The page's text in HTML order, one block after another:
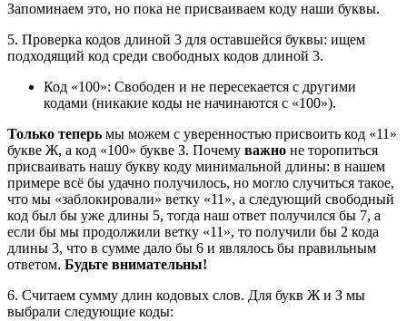
Запоминаем это, но пока не присваиваем коду наши буквы.
5. Проверка кодов длиной 3 для оставшейся буквы: ищем
подходящий код среди свободных кодов длиной 3.
Код «100»: Свободен и не пересекается с другими
кодами (никакие коды не начинаются с «100»).
Только теперь мы можем с уверенностью присвоить код «11»
букве Ж, а код «100» букве З. Почему важно не торопиться
присваивать нашу букву коду минимальной длины: в нашем
примере всё бы удачно получилось, но могло случиться такое,
что мы «заблокировали» ветку «11», а следующий свободный
код был бы уже длины 5, тогда наш ответ получился бы 7, а
если бы мы продолжили ветку «11», то получили бы 2 кода
длины 3, что в сумме дало бы 6 и являлось бы правильным
ответом. Будьте внимательны!
6. Считаем сумму длин кодовых слов. Для букв Ж и З мы
выбрали следующие коды: